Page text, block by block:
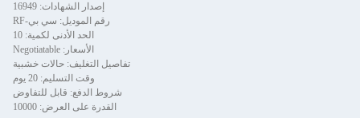
إصدار الشهادات: 16949
رقم الموديل: سي بي-RF
الحد الأدنى لكمية: 10
الأسعار: Negotiatable
تفاصيل التغليف: حالات خشبية
وقت التسليم: 20 يوم
شروط الدفع: قابل للتفاوض
القدرة على العرض: 10000